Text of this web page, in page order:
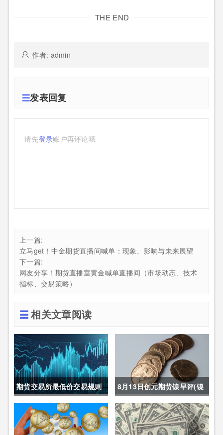
THE END
作者: admin
发表回复
请先登录账户再评论哦
上一篇:
立马get！中金期货直播间喊单：现象、影响与未来展望
下一篇:
网友分享！期货直播室黄金喊单直播间（市场动态、技术
指标、交易策略）
相关文章阅读
期货交易所最低价交易规则
(期货交易所最低价交易规则
是什么)
8月13日创元期货镍早评(镍
期货长期趋势)